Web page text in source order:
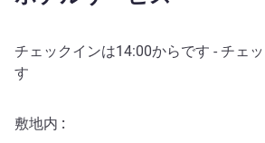
チェックインは14:00からです - チェ
す
敷地内